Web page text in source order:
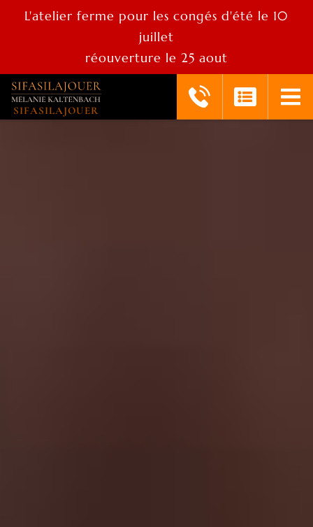
L'atelier ferme pour les congés d'été le 10
juillet
réouverture le 25 aout
SIFASILAJOUER